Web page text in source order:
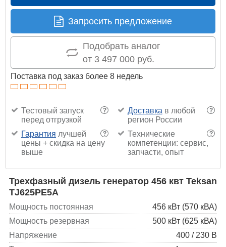
Запросить предложение
Подобрать аналог
от 3 497 000 руб.
Поставка под заказ более 8 недель
?
Тестовый запуск
перед отгрузкой
?
Доставка в любой
регион России
?
Гарантия лучшей
цены + скидка на цену
выше
?
Технические
компетенции: сервис,
запчасти, опыт
Трехфазный дизель генератор 456 квт Teksan
TJ625PE5A
Мощность постоянная
456 кВт (570 кВА)
Мощность резервная
500 кВт (625 кВА)
Напряжение
400 / 230 В